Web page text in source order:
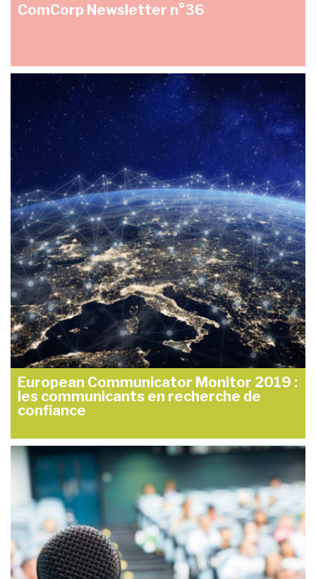
ComCorp Newsletter n°36
European Communicator Monitor 2019 :
les communicants en recherche de
confiance